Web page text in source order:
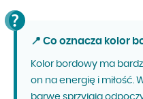
📍 Co oznacza kolor
Kolor bordowy ma
on na energię i miłość.
barwę sprzyjają